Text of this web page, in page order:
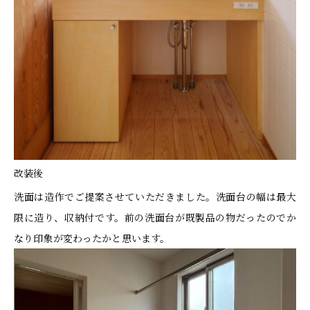
改装後
洗面は造作でご提案させていただきました。洗面台の幅は最大
限に造り、収納付です。前の洗面台が既製品の物だったのでか
なり印象が変わったかと思います。